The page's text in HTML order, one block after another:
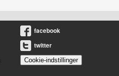
facebook
twitter
Cookie-indstillinger